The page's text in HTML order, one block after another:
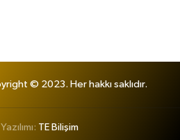
© 2023. Her hakkı saklıdır.
TE Bilişim